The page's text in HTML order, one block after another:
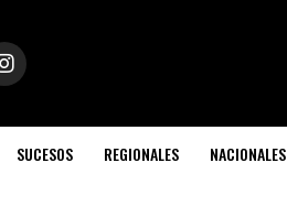
SUCESOS REGIONALES NACIONALES